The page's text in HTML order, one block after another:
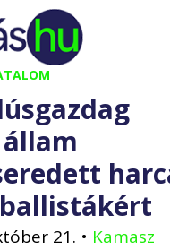
21. • Kamasz